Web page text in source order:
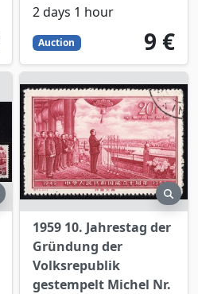
2 days 1 hour
Auction 9
EUR
9 €
preview
1959 10. Jahrestag der
Gründung der
Volksrepublik
gestempelt Michel Nr.